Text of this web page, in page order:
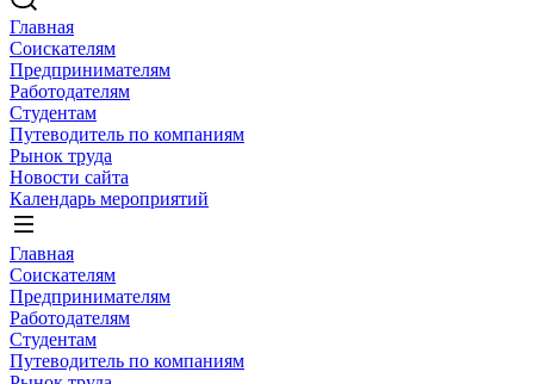
Главная
Соискателям
Предпринимателям
Работодателям
Студентам
Путеводитель по компаниям
Рынок труда
Новости сайта
Календарь мероприятий
Главная
Соискателям
Предпринимателям
Работодателям
Студентам
Путеводитель по компаниям